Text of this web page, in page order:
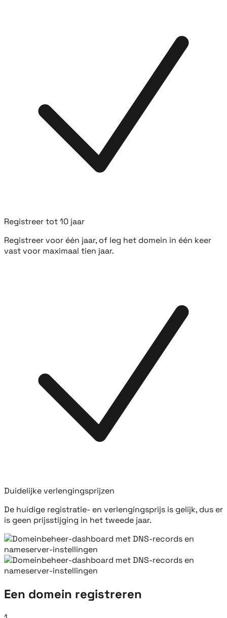
Registreer tot 10 jaar
Registreer voor één jaar, of leg het domein in één keer
vast voor maximaal tien jaar.
Duidelijke verlengingsprijzen
De huidige registratie- en verlengingsprijs is gelijk, dus er
is geen prijsstijging in het tweede jaar.
Een domein registreren